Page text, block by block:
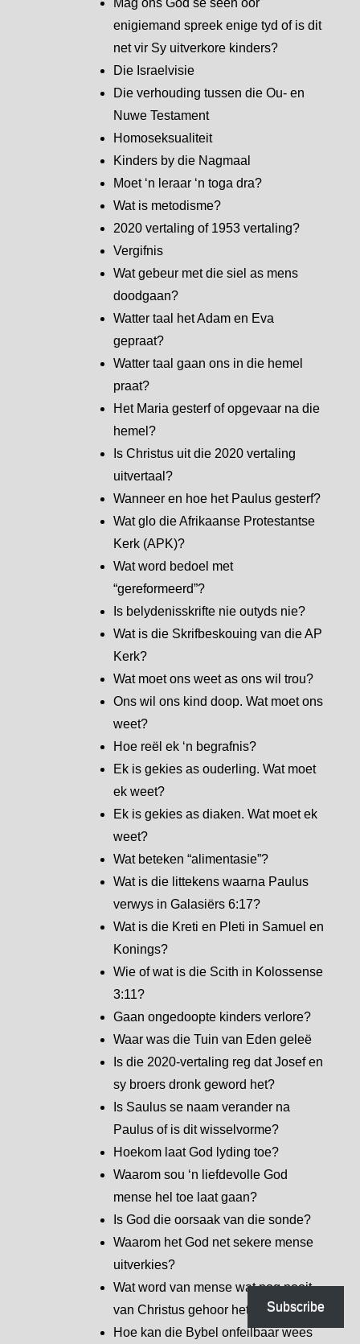
Mag ons God se seën oor
enigiemand spreek enige tyd of is dit
net vir Sy uitverkore kinders?
Die Israelvisie
Die verhouding tussen die Ou- en
Nuwe Testament
Homoseksualiteit
Kinders by die Nagmaal
Moet ‘n leraar ‘n toga dra?
Wat is metodisme?
2020 vertaling of 1953 vertaling?
Vergifnis
Wat gebeur met die siel as mens
doodgaan?
Watter taal het Adam en Eva
gepraat?
Watter taal gaan ons in die hemel
praat?
Het Maria gesterf of opgevaar na die
hemel?
Is Christus uit die 2020 vertaling
uitvertaal?
Wanneer en hoe het Paulus gesterf?
Wat glo die Afrikaanse Protestantse
Kerk (APK)?
Wat word bedoel met
“gereformeerd”?
Is belydenisskrifte nie outyds nie?
Wat is die Skrifbeskouing van die AP
Kerk?
Wat moet ons weet as ons wil trou?
Ons wil ons kind doop. Wat moet ons
weet?
Hoe reël ek ‘n begrafnis?
Ek is gekies as ouderling. Wat moet
ek weet?
Ek is gekies as diaken. Wat moet ek
weet?
Wat beteken “alimentasie”?
Wat is die littekens waarna Paulus
verwys in Galasiërs 6:17?
Wat is die Kreti en Pleti in Samuel en
Konings?
Wie of wat is die Scith in Kolossense
3:11?
Gaan ongedoopte kinders verlore?
Waar was die Tuin van Eden geleë
Is die 2020-vertaling reg dat Josef en
sy broers dronk geword het?
Is Saulus se naam verander na
Paulus of is dit wisselvorme?
Hoekom laat God lyding toe?
Waarom sou ‘n liefdevolle God
mense hel toe laat gaan?
Is God die oorsaak van die sonde?
Waarom het God net sekere mense
uitverkies?
Wat word van mense wat nog nooit
van Christus gehoor het nie?
Hoe kan die Bybel onfeilbaar wees
Subscribe